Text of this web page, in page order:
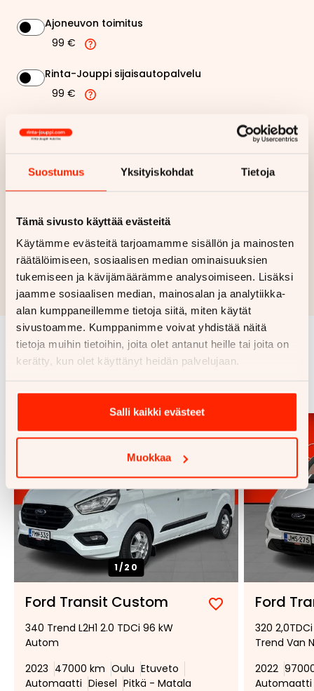
Suostumus Yksityiskohdat Tietoja
Tämä sivusto käyttää evästeitä
Käytämme evästeitä tarjoamamme sisällön ja mainosten
räätälöimiseen, sosiaalisen median ominaisuuksien
tukemiseen ja kävijämäärämme analysoimiseen. Lisäksi
jaamme sosiaalisen median, mainosalan ja analytiikka-
alan kumppaneillemme tietoja siitä, miten käytät
sivustoamme. Kumppanimme voivat yhdistää näitä
tietoja muihin tietoihin, joita olet antanut heille tai joita on
kerätty, kun olet käyttänyt heidän palvelujaan.
Salli kaikki evästeet
Muokkaa
Ajoneuvon toimitus
99 €
Rinta-Jouppi sijaisautopalvelu
99 €
203,81 €
Näytähintaerittely
Haluan myös tarjouksen vakuutuksesta
Hae rahoitustarjous
Rahoituslaskelma on suuntaa antava ja edellyttää hyväksytyn
luottopäätöksen ja kaskovakuutuksen.
Samankaltaisia ajoneuvoja
1/20
Ford Transit Custom
Lisää
suosikiksi
Poista
suosikeista
340 Trend L2H1 2.0 TDCi 96 kW
Autom
2023 47000 km Oulu Etuveto
Automaatti Diesel Pitkä - Matala
Ford
320
Trend Van
2022
Automaatti